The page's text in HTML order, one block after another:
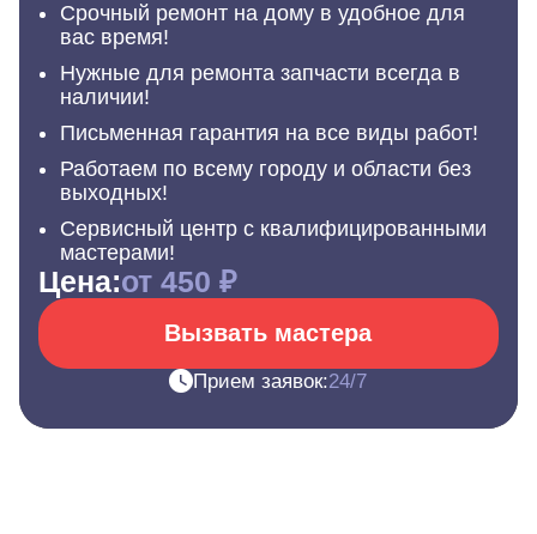
Срочный ремонт на дому в удобное для
вас время!
Нужные для ремонта запчасти всегда в
наличии!
Письменная гарантия на все виды работ!
Работаем по всему городу и области без
выходных!
Сервисный центр с квалифицированными
мастерами!
Цена:от 450 ₽
Вызвать мастера
Прием заявок:24/7